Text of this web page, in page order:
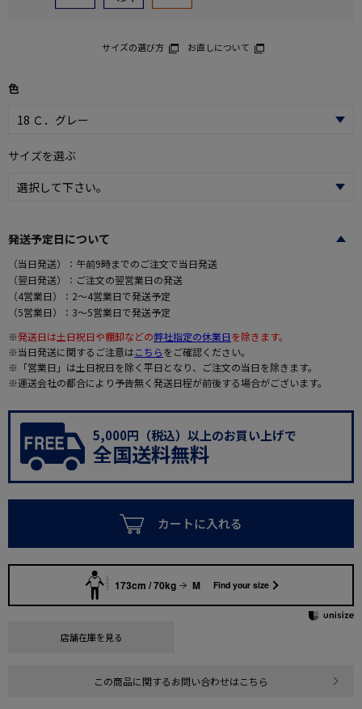
サイズの選び方 お直しについて
色
サイズを選ぶ
発送予定日について
（当日発送）：午前9時までのご注文で当日発送
（翌日発送）：ご注文の翌営業日の発送
（4営業日）：2～4営業日で発送予定
（5営業日）：3～5営業日で発送予定
※発送日は土日祝日や棚卸などの弊社指定の休業日を除きます。
※当日発送に関するご注意はこちらをご確認ください。
※「営業日」は土日祝日を除く平日となり、ご注文の当日を除きます。
※運送会社の都合により予告無く発送日程が前後する場合がございます。
5,000円（税込）以上のお買い上げで
全国送料無料
カートに入れる
173cm / 70kg M Find your size
店舗在庫を見る
この商品に関するお問い合わせはこちら